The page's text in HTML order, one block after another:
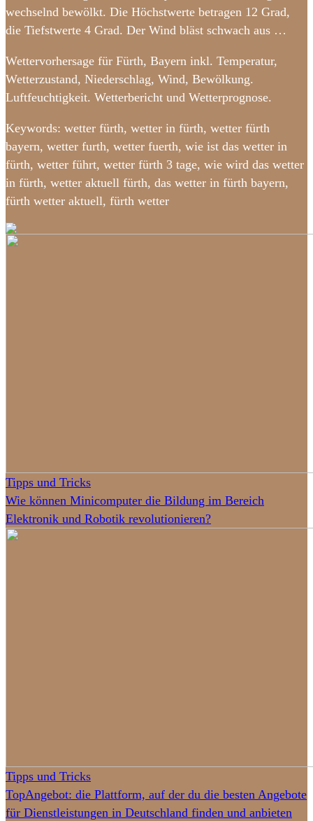
wechselnd bewölkt. Die Höchstwerte betragen 12 Grad,
die Tiefstwerte 4 Grad. Der Wind bläst schwach aus …
Wettervorhersage für Fürth, Bayern inkl. Temperatur,
Wetterzustand, Niederschlag, Wind, Bewölkung.
Luftfeuchtigkeit. Wetterbericht und Wetterprognose.
Keywords: wetter fürth, wetter in fürth, wetter fürth
bayern, wetter furth, wetter fuerth, wie ist das wetter in
fürth, wetter führt, wetter fürth 3 tage, wie wird das wetter
in fürth, wetter aktuell fürth, das wetter in fürth bayern,
fürth wetter aktuell, fürth wetter
Tipps und Tricks
Wie können Minicomputer die Bildung im Bereich
Elektronik und Robotik revolutionieren?
Tipps und Tricks
TopAngebot: die Plattform, auf der du die besten Angebote
für Dienstleistungen in Deutschland finden und anbieten